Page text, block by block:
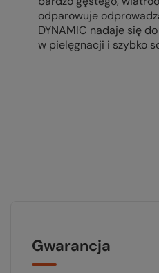
odparowuje
DYNAMIC nadaje się
w pielęgnacji i szybko
Gwarancja